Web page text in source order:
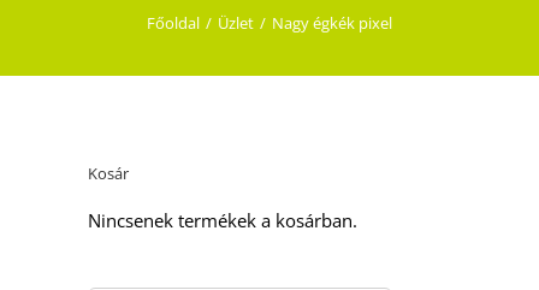
Főoldal Üzlet Nagy égkék pixel
Kosár
Nincsenek termékek a kosárban.